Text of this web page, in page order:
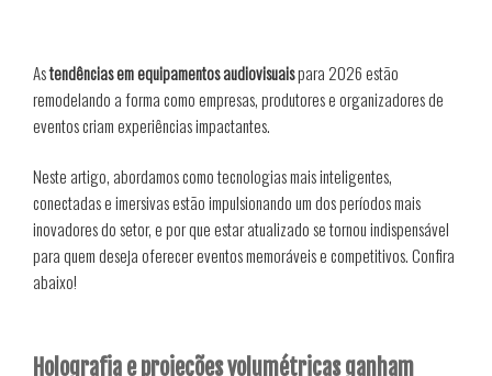
Astendências em equipamentos audiovisuaispara 2026 estão
remodelando a forma como empresas, produtores e organizadores de
eventos criam experiências impactantes.
Neste artigo, abordamos como tecnologias mais inteligentes,
conectadas e imersivas estão impulsionando um dos períodos mais
inovadores do setor, e por que estar atualizado se tornou indispensável
para quem deseja oferecer eventos memoráveis e competitivos. Confira
abaixo!
Holografia e projeções volumétricas ganham